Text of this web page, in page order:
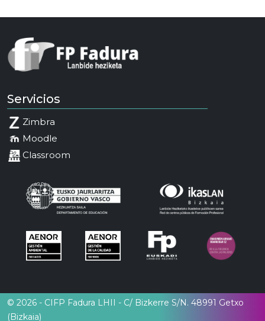
Servicios
Zimbra
Moodle
Classroom
© 2026 - CIFP Fadura LHII - C/ Bizkerre S/N. 48991 Getxo
(Bizkaia)